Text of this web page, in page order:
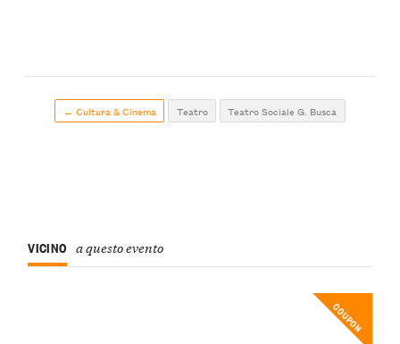
← Cultura & Cinema Teatro Teatro Sociale G. Busca
VICINO a questo evento
COUPON